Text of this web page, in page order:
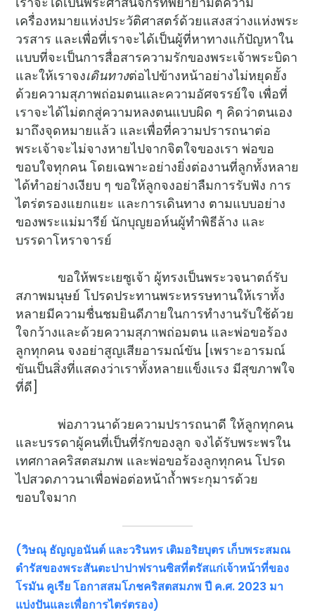
เครื่องหมายแห่งประวัติศาสตร์ด้วยแสงสว่างแห่งพระ
วรสาร และเพื่อที่เราจะได้เป็นผู้ที่หาทางแก้ปัญหาใน
แบบที่จะเป็นการสื่อสารความรักของพระเจ้าพระบิดา
และให้เราจงเดินทางต่อไปข้างหน้าอย่างไม่หยุดยั้ง
ด้วยความสุภาพถ่อมตนและความอัศจรรย์ใจ เพื่อที่
เราจะได้ไม่ตกสู่ความหลงตนแบบผิด ๆ คิดว่าตนเอง
มาถึงจุดหมายแล้ว และเพื่อที่ความปรารถนาต่อ
พระเจ้าจะไม่จางหายไปจากจิตใจของเรา พ่อขอ
ขอบใจทุกคน โดยเฉพาะอย่างยิ่งต่องานที่ลูกทั้งหลาย
ได้ทำอย่างเงียบ ๆ ขอให้ลูกจงอย่าลืมการรับฟัง การ
ไตร่ตรองแยกแยะ และการเดินทาง ตามแบบอย่าง
ของพระแม่มารีย์ นักบุญยอห์นผู้ทำพิธีล้าง และ
บรรดาโหราจารย์
ขอให้พระเยซูเจ้า ผู้ทรงเป็นพระวจนาตถ์รับ
สภาพมนุษย์ โปรดประทานพระหรรษทานให้เราทั้ง
หลายมีความชื่นชมยินดีภายในการทำงานรับใช้ด้วย
ใจกว้างและด้วยความสุภาพถ่อมตน และพ่อขอร้อง
ลูกทุกคน จงอย่าสูญเสียอารมณ์ขัน [เพราะอารมณ์
ขันเป็นสิ่งที่แสดงว่าเราทั้งหลายแข็งแรง มีสุขภาพใจ
ที่ดี]
พ่อภาวนาด้วยความปรารถนาดี ให้ลูกทุกคน
และบรรดาผู้คนที่เป็นที่รักของลูก จงได้รับพระพรใน
เทศกาลคริสตสมภพ และพ่อขอร้องลูกทุกคน โปรด
ไปสวดภาวนาเพื่อพ่อต่อหน้าถ้ำพระกุมารด้วย
ขอบใจมาก
(วิษณุ ธัญญอนันต์ และวรินทร เติมอริยบุตร เก็บพระสมณ
ดำรัสของพระสันตะปาปาฟรานซิสที่ตรัสแก่เจ้าหน้าที่ของ
โรมัน คูเรีย โอกาสสมโภชคริสตสมภพ ปี ค.ศ. 2023 มา
แบ่งปันและเพื่อการไตร่ตรอง)